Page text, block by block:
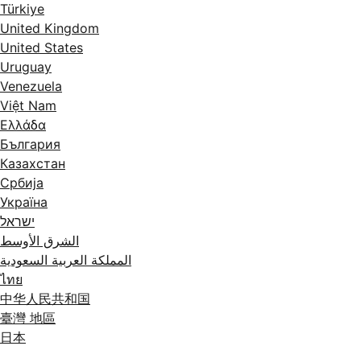
Türkiye
United Kingdom
United States
Uruguay
Venezuela
Việt Nam
Ελλάδα
България
Казахстан
Србија
Україна
ישראל
الشرق الأوسط
المملكة العربية السعودية
ไทย
中华人民共和国
臺灣 地區
日本